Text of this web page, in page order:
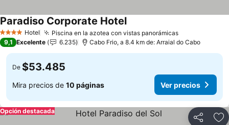
4 EstrellasHotel Piscina en la azotea con vistas panorámicasVer precios
Paradiso Corporate HotelVer precios
9,1 Excelente 6.235 Cabo Frio, a 8.4 km de: Arraial do Cabo
De $53.485
Mira precios de 10 páginas Ver precios
Compartir
Opción destacada